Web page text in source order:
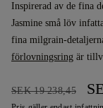
Inspirerad av de fina
Jasmine små löv
fina milgrain-
förlovningsring är
SEK 19 238,45